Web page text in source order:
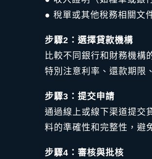
● 稅單或其他稅務相關文
步驟2：選擇貸款機構
比較不同銀行和財務機構
特別注意利率、還款期限
步驟3：提交申請
通過線上或線下渠道提交
料的準確性和完整性，避
步驟4：審核與批核